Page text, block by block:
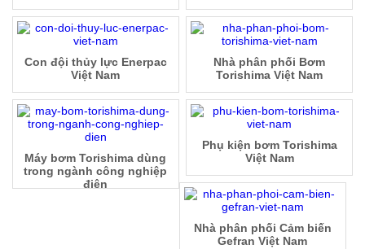
Con đội thủy lực Enerpac
Việt Nam
Nhà phân phối Bơm
Torishima Việt Nam
Máy bơm Torishima dùng
trong ngành công nghiệp
điện
Phụ kiện bơm Torishima
Việt Nam
Nhà phân phối Cảm biến
Gefran Việt Nam